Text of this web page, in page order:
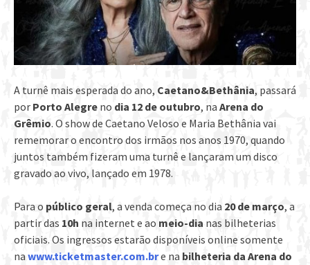
A turnê mais esperada do ano, Caetano&Bethânia, passará
por Porto Alegre no dia 12 de outubro, na Arena do
Grêmio. O show de Caetano Veloso e Maria Bethânia vai
rememorar o encontro dos irmãos nos anos 1970, quando
juntos também fizeram uma turnê e lançaram um disco
gravado ao vivo, lançado em 1978.
Para o público geral, a venda começa no dia 20 de março, a
partir das 10h na internet e ao meio-dia nas bilheterias
oficiais. Os ingressos estarão disponíveis online somente
nawww.ticketmaster.com.bre na bilheteria da Arena do